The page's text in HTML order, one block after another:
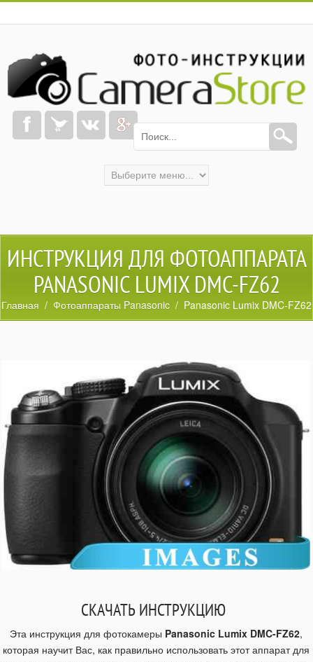
ИНСТРУКЦИЯ ДЛЯ ФОТОАППАРАТА
PANASONIC LUMIX DMC-FZ62
Главная / Фотоаппараты Panasonic / Panasonic Lumix DMC-FZ62
СКАЧАТЬ ИНСТРУКЦИЮ
Эта инструкция для фотокамеры Panasonic Lumix DMC-FZ62,
которая научит Вас, как правильно использовать этот аппарат для